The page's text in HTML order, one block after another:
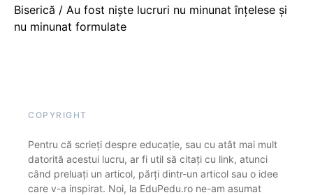
Biserică / Au fost niște lucruri nu minunat înțelese și
nu minunat formulate
COPYRIGHT
Pentru că scrieți despre educație, sau cu atât mai mult
datorită acestui lucru, ar fi util să citați cu link, atunci
când preluați un articol, părți dintr-un articol sau o idee
care v-a inspirat. Noi, la EduPedu.ro ne-am asumat